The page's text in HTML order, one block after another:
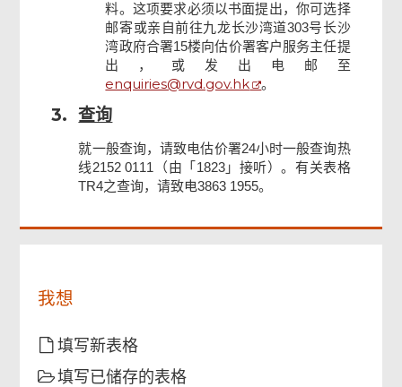
料。这项要求必须以书面提出，你可选择
邮寄或亲自前往九龙长沙湾道303号长沙
湾政府合署15楼向估价署客户服务主任提
出，或发出电邮至
enquiries@rvd.gov.hk 。
3. 查询
就一般查询，请致电估价署24小时一般查询热
线2152 0111（由「1823」接听）。有关表格
TR4之查询，请致电3863 1955。
我想
填写新表格
填写已储存的表格